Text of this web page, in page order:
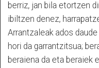
berriz, jan bila etortzen
ibiltzen denez,
Arrantzaleak ados
hori da garrantzitsua;
beraiena da eta beraiek